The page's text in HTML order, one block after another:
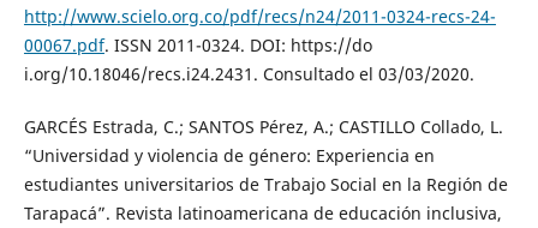
http://www.scielo.org.co/pdf/recs/n24/2011-0324-recs-24-
00067.pdf. ISSN 2011-0324. DOI: https://do
i.org/10.18046/recs.i24.2431. Consultado el 03/03/2020.
GARCÉS Estrada, C.; SANTOS Pérez, A.; CASTILLO Collado, L.
“Universidad y violencia de género: Experiencia en
estudiantes universitarios de Trabajo Social en la Región de
Tarapacá”. Revista latinoamericana de educación inclusiva,